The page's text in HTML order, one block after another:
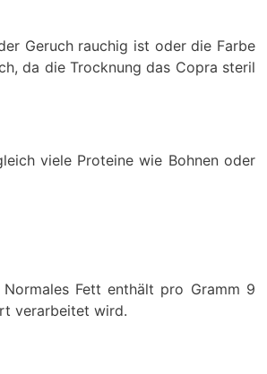
Geruch rauchig ist oder die Farbe
da die Trocknung das Copra steril
viele Proteine wie Bohnen oder
Fett enthält pro Gramm 9
verarbeitet wird.